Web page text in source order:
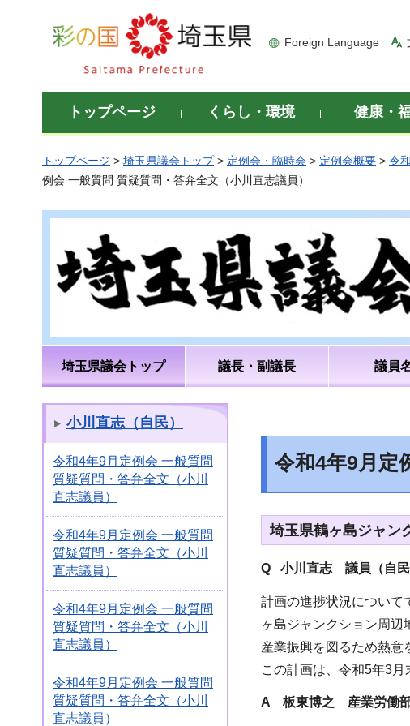
彩の国 埼玉県
Foreign Language
トップページ くらし・環境 健康・
トップページ > 埼玉県議会トップ> 定例会・臨時会 > 定例会概要 > 令
例会 一般質問 質疑質問・答弁全文（小川直志議員）
埼玉県議会トップ 議長・副議長 議員
小川直志（自民）
令和4年9月定例会 一般質問
質疑質問・答弁全文（小川
直志議員）
令和4年9月定例会 一般質問
質疑質問・答弁全文（小川
直志議員）
令和4年9月定例会 一般質問
質疑質問・答弁全文（小川
直志議員）
令和4年9月定例会 一般質問
質疑質問・答弁全文（小川
直志議員）
令和4年9月定
埼玉県鶴ヶ島ジャン
Q 小川直志 議員（自民
計画の進捗状況について
ヶ島ジャンクション周
産業振興を図るため熱意
この計画は、令和5年3
A 板東博之 産業労働